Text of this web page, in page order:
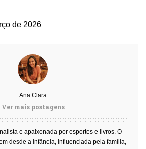
de 2026
Ana Clara
Ver mais postagens
e apaixonada por esportes e livros. O
desde a infância, influenciada pela família,